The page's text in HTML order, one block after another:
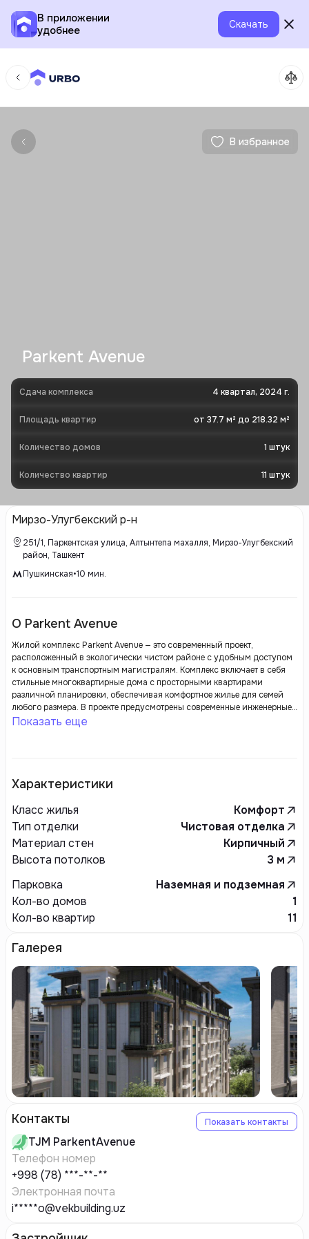
В приложении
удобнее
Скачать
В избранное
Parkent Avenue
Сдача комплекса 4 квартал, 2024 г.
Площадь квартир от 37.7 м² до 218.32 м²
Количество домов 1 штук
Количество квартир 11 штук
Мирзо-Улугбекский р-н
251/1, Паркентская улица, Алтынтепа махалля, Мирзо-Улугбекский
район, Ташкент
Пушкинская•10 мин.
О Parkent Avenue
Жилой комплекс Parkent Avenue — это современный проект,
расположенный в экологически чистом районе с удобным доступом
к основным транспортным магистралям. Комплекс включает в себя
стильные многоквартирные дома с просторными квартирами
различной планировки, обеспечивая комфортное жилье для семей
любого размера. В проекте предусмотрены современные инженерные
решения, высококачественные отделочные материалы и продуманные
Показать еще
Характеристики
Класс жилья
Комфорт
Тип отделки
Чистовая отделка
Материал стен
Кирпичный
Высота потолков
3 м
Парковка
Наземная и подземная
Кол-во домов
1
Кол-во квартир
11
Галерея
Контакты Показать контакты
TJM ParkentAvenue
Телефон номер
+998 (78) ***-**-**
Электронная почта
i*****o@vekbuilding.uz